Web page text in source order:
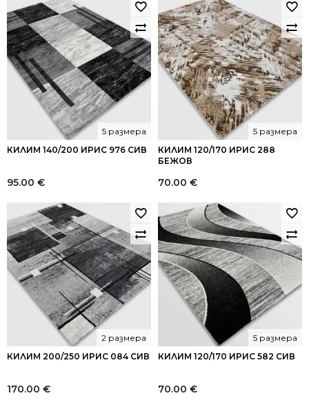
КИЛИМ 140/200 ИРИС 976 СИВ
5 размера
95.00 €
КИЛИМ 120/170 ИРИС 288
БЕЖОВ
5 размера
70.00 €
КИЛИМ 200/250 ИРИС 084 СИВ
2 размера
170.00 €
КИЛИМ 120/170 ИРИС 582 СИВ
5 размера
70.00 €